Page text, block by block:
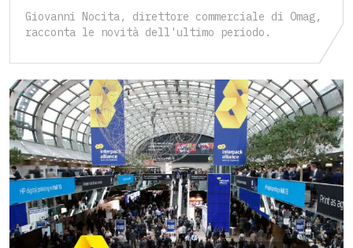
Giovanni Nocita, direttore commerciale di Omag,
racconta le novità dell'ultimo periodo.